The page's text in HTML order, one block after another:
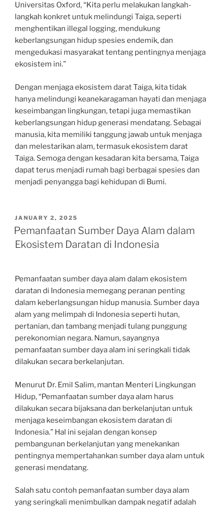
Universitas Oxford, “Kita perlu melakukan langkah-
langkah konkret untuk melindungi Taiga, seperti
menghentikan illegal logging, mendukung
keberlangsungan hidup spesies endemik, dan
mengedukasi masyarakat tentang pentingnya menjaga
ekosistem ini.”
Dengan menjaga ekosistem darat Taiga, kita tidak
hanya melindungi keanekaragaman hayati dan menjaga
keseimbangan lingkungan, tetapi juga memastikan
keberlangsungan hidup generasi mendatang. Sebagai
manusia, kita memiliki tanggung jawab untuk menjaga
dan melestarikan alam, termasuk ekosistem darat
Taiga. Semoga dengan kesadaran kita bersama, Taiga
dapat terus menjadi rumah bagi berbagai spesies dan
menjadi penyangga bagi kehidupan di Bumi.
POSTED
ON
JANUARY 2, 2025
Pemanfaatan Sumber Daya Alam dalam
Ekosistem Daratan di Indonesia
Pemanfaatan sumber daya alam dalam ekosistem
daratan di Indonesia memegang peranan penting
dalam keberlangsungan hidup manusia. Sumber daya
alam yang melimpah di Indonesia seperti hutan,
pertanian, dan tambang menjadi tulang punggung
perekonomian negara. Namun, sayangnya
pemanfaatan sumber daya alam ini seringkali tidak
dilakukan secara berkelanjutan.
Menurut Dr. Emil Salim, mantan Menteri Lingkungan
Hidup, “Pemanfaatan sumber daya alam harus
dilakukan secara bijaksana dan berkelanjutan untuk
menjaga keseimbangan ekosistem daratan di
Indonesia.” Hal ini sejalan dengan konsep
pembangunan berkelanjutan yang menekankan
pentingnya mempertahankan sumber daya alam untuk
generasi mendatang.
Salah satu contoh pemanfaatan sumber daya alam
yang seringkali menimbulkan dampak negatif adalah